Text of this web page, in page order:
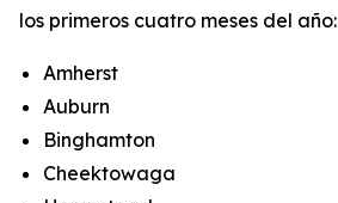
los primeros cuatro meses del año:
Amherst
Auburn
Binghamton
Cheektowaga